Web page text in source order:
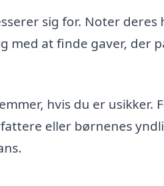
sig for. Noter deres
at finde gaver, der
hvis du er usikker.
eller børnenes